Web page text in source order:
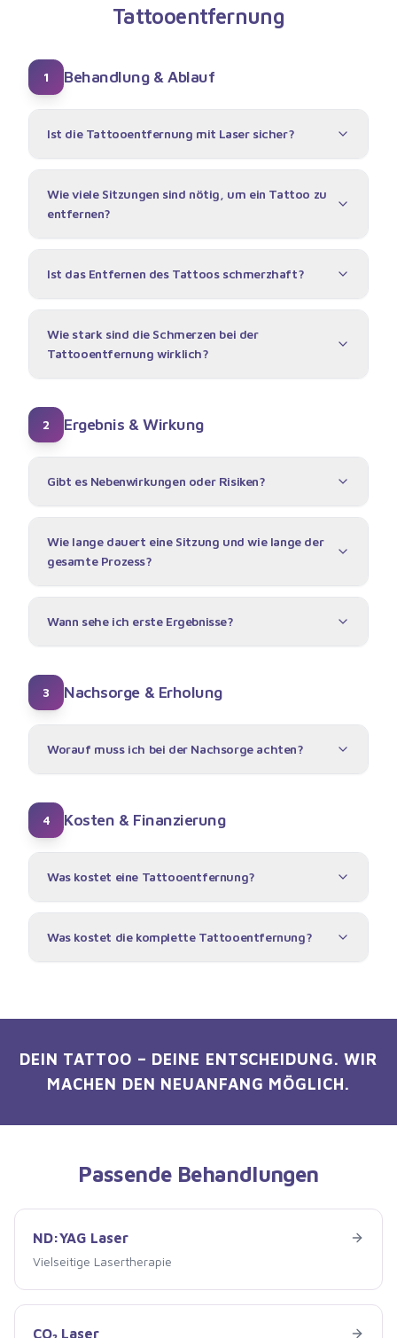
Tattooentfernung
1 Behandlung & Ablauf
Ist die Tattooentfernung mit Laser sicher?
Wie viele Sitzungen sind nötig, um ein Tattoo zu
entfernen?
Ist das Entfernen des Tattoos schmerzhaft?
Wie stark sind die Schmerzen bei der
Tattooentfernung wirklich?
2 Ergebnis & Wirkung
Gibt es Nebenwirkungen oder Risiken?
Wie lange dauert eine Sitzung und wie lange der
gesamte Prozess?
Wann sehe ich erste Ergebnisse?
3 Nachsorge & Erholung
Worauf muss ich bei der Nachsorge achten?
4 Kosten & Finanzierung
Was kostet eine Tattooentfernung?
Was kostet die komplette Tattooentfernung?
DEIN TATTOO – DEINE ENTSCHEIDUNG. WIR
MACHEN DEN NEUANFANG MÖGLICH.
Passende Behandlungen
ND:YAG Laser
Vielseitige Lasertherapie
ND:YAG Laser
CO₂ Laser
CO₂ Laser